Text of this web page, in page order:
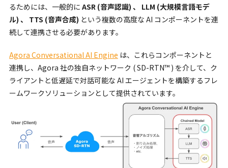
るためには、一般的に ASR (音声認識) 、 LLM (大規模言語モデ
ル) 、 TTS (音声合成) という複数の高度な AI コンポーネントを連
続して連携させる必要があります。
Agora Conversational AI Engine は、これらコンポーネントと
連携し、Agora 社の独自ネットワーク ( SD-RTN™ ) を介して、ク
ライアントと低遅延で対話可能な AI エージェントを構築するフレ
ームワークソリューションとして提供されています。